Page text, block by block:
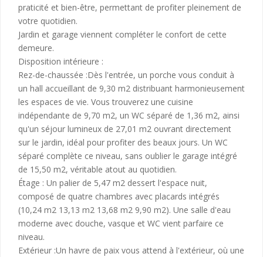
praticité et bien-être, permettant de profiter pleinement de
votre quotidien.
Jardin et garage viennent compléter le confort de cette
demeure.
Disposition intérieure :
Rez-de-chaussée :Dès l'entrée, un porche vous conduit à
un hall accueillant de 9,30 m2 distribuant harmonieusement
les espaces de vie. Vous trouverez une cuisine
indépendante de 9,70 m2, un WC séparé de 1,36 m2, ainsi
qu'un séjour lumineux de 27,01 m2 ouvrant directement
sur le jardin, idéal pour profiter des beaux jours. Un WC
séparé complète ce niveau, sans oublier le garage intégré
de 15,50 m2, véritable atout au quotidien.
Étage : Un palier de 5,47 m2 dessert l'espace nuit,
composé de quatre chambres avec placards intégrés
(10,24 m2 13,13 m2 13,68 m2 9,90 m2). Une salle d'eau
moderne avec douche, vasque et WC vient parfaire ce
niveau.
Extérieur :Un havre de paix vous attend à l'extérieur, où une